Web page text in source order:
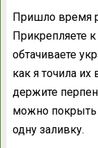
Пришло время
Прикрепляете
обтачиваете
как я точила
держите
можно покрыть
одну заливку.